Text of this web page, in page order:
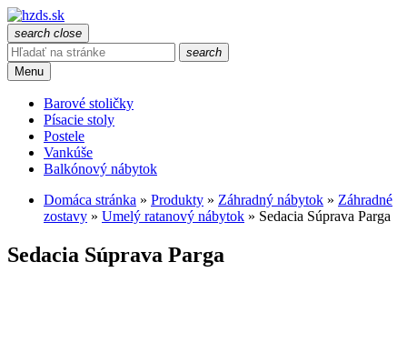
search close
search
Menu
Barové stoličky
Písacie stoly
Postele
Vankúše
Balkónový nábytok
Domáca stránka » Produkty » Záhradný nábytok » Záhradné
zostavy » Umelý ratanový nábytok » Sedacia Súprava Parga
Sedacia Súprava Parga